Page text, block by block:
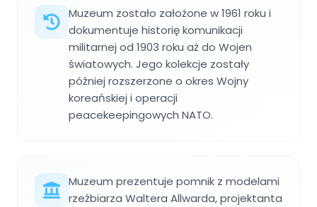
Muzeum zostało założone w 1961 roku i
dokumentuje historię komunikacji
militarnej od 1903 roku aż do Wojen
światowych. Jego kolekcje zostały
później rozszerzone o okres Wojny
koreańskiej i operacji
peacekeepingowych NATO.
Muzeum prezentuje pomnik z modelami
rzeźbiarza Waltera Allwarda, projektanta